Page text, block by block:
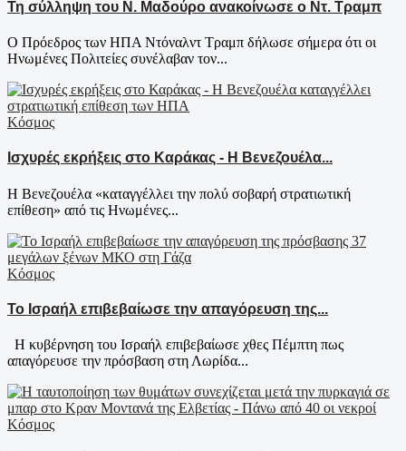
Τη σύλληψη του Ν. Μαδούρο ανακοίνωσε ο Ντ. Τραμπ
Ο Πρόεδρος των ΗΠΑ Ντόναλντ Τραμπ δήλωσε σήμερα ότι οι
Ηνωμένες Πολιτείες συνέλαβαν τον...
Κόσμος
Ισχυρές εκρήξεις στο Καράκας - Η Βενεζουέλα...
Η Βενεζουέλα «καταγγέλλει την πολύ σοβαρή στρατιωτική
επίθεση» από τις Ηνωμένες...
Κόσμος
Το Ισραήλ επιβεβαίωσε την απαγόρευση της...
Η κυβέρνηση του Ισραήλ επιβεβαίωσε χθες Πέμπτη πως
απαγόρευσε την πρόσβαση στη Λωρίδα...
Κόσμος